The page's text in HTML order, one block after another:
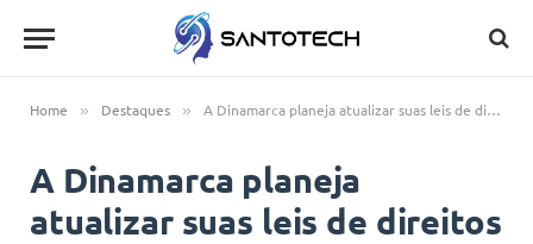
Home » Destaques » A Dinamarca planeja atualizar suas leis de direitos autorais para dar às pessoas controle legal sobre seus próprios rostos, vozes e corpos.
A Dinamarca planeja
atualizar suas leis de direitos